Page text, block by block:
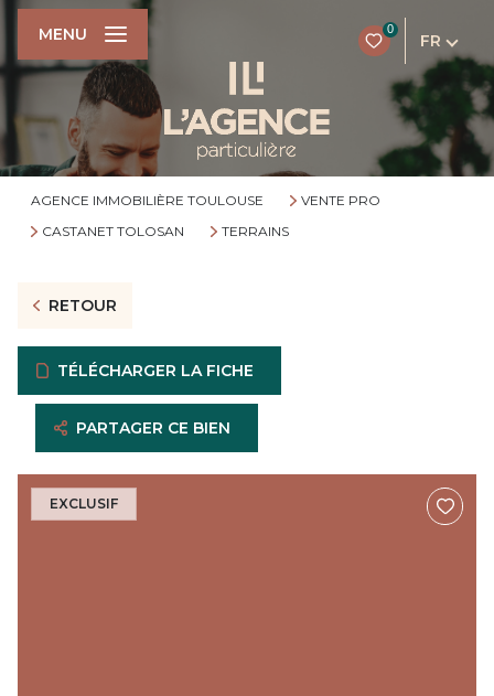
0
FR
MENU
AGENCE IMMOBILIÈRE TOULOUSE
VENTE PRO
CASTANET TOLOSAN
TERRAINS
RETOUR
TÉLÉCHARGER LA FICHE
PARTAGER CE BIEN
EXCLUSIF